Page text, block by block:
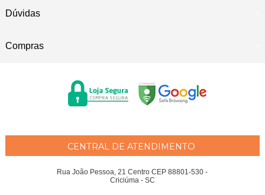
Dúvidas
Compras
CENTRAL DE ATENDIMENTO
Rua João Pessoa, 21 Centro CEP 88801-530 -
Criciúma - SC